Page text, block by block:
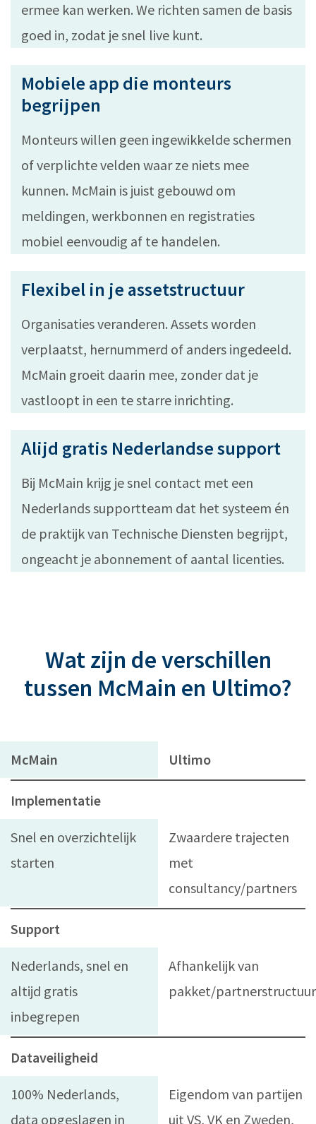
ermee kan werken. We richten samen de basis
goed in, zodat je snel live kunt.
Mobiele app die monteurs
begrijpen
Monteurs willen geen ingewikkelde schermen
of verplichte velden waar ze niets mee
kunnen. McMain is juist gebouwd om
meldingen, werkbonnen en registraties
mobiel eenvoudig af te handelen.
Flexibel in je assetstructuur
Organisaties veranderen. Assets worden
verplaatst, hernummerd of anders ingedeeld.
McMain groeit daarin mee, zonder dat je
vastloopt in een te starre inrichting.
Alijd gratis Nederlandse support
Bij McMain krijg je snel contact met een
Nederlands supportteam dat het systeem én
de praktijk van Technische Diensten begrijpt,
ongeacht je abonnement of aantal licenties.
Wat zijn de verschillen
tussen McMain en Ultimo?
McMain Ultimo
Implementatie
Snel en overzichtelijk
starten
Zwaardere trajecten
met
consultancy/partners
Support
Nederlands, snel en
altijd gratis
inbegrepen
Afhankelijk van
pakket/partnerstructuur
Dataveiligheid
100% Nederlands,
data opgeslagen in
Eigendom van partijen
uit VS, VK en Zweden,